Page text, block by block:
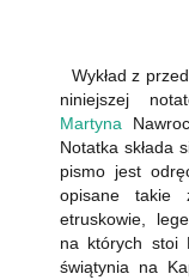
Wykład z
niniejszej
Martyna
Notatka składa
pismo jest
opisane takie
etruskowie,
na których stoi
świątynia na